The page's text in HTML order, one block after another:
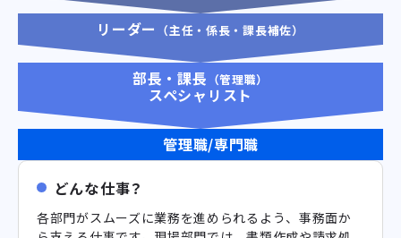
リーダー （主任・係長・課長補佐）
部長・課長 （管理職）
スペシャリスト
管理職/専門職
どんな仕事？
各部門がスムーズに業務を進められるよう、事務面か